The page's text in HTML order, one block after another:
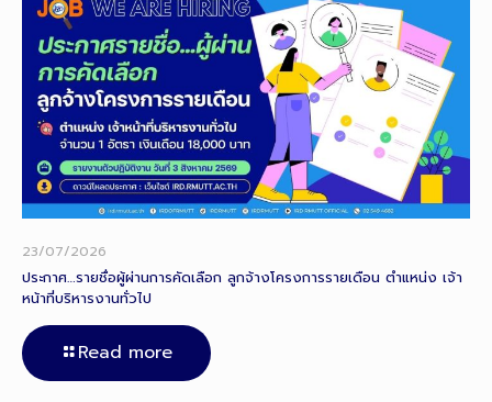
23/07/2026
ประกาศ…รายชื่อผู้ผ่านการคัดเลือก ลูกจ้างโครงการรายเดือน ตำแหน่ง เจ้า
หน้าที่บริหารงานทั่วไป
Read more